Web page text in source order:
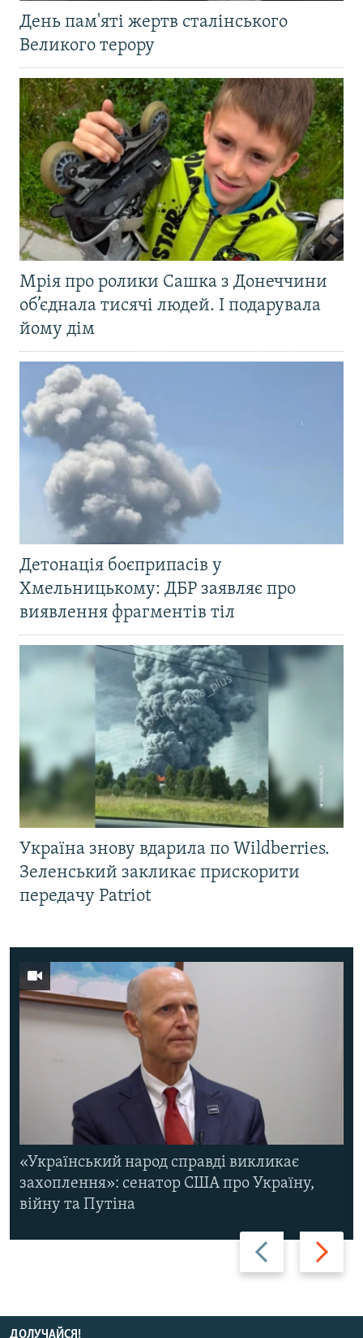
День пам'яті жертв сталінського
Великого терору
Мрія про ролики Сашка з Донеччини
об’єднала тисячі людей. І подарувала
йому дім
Детонація боєприпасів у
Хмельницькому: ДБР заявляє про
виявлення фрагментів тіл
Україна знову вдарила по Wildberries.
Зеленський закликає прискорити
передачу Patriot
Назад Вперед
«Український народ справді викликає
захоплення»: сенатор США про Україну,
війну та Путіна
ДОЛУЧАЙСЯ!